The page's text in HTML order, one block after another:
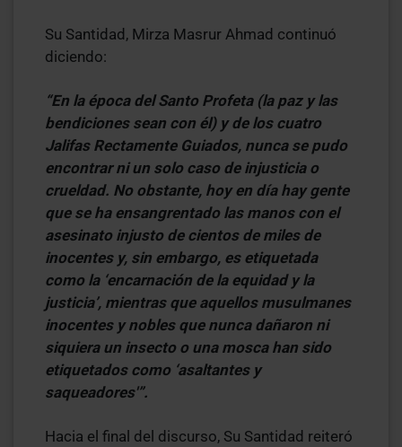
Su Santidad, Mirza Masrur Ahmad continuó
diciendo:
“En la época del Santo Profeta (la paz y las
bendiciones sean con él) y de los cuatro
Jalifas Rectamente Guiados, nunca se pudo
encontrar ni un solo caso de injusticia o
crueldad. No obstante, hoy en día hay gente
que se ha ensangrentado las manos con el
asesinato injusto de cientos de miles de
inocentes y, sin embargo, es etiquetada
como la ‘encarnación de la equidad y la
justicia’, mientras que aquellos musulmanes
inocentes y nobles que nunca dañaron ni
siquiera un insecto o una mosca han sido
etiquetados como ‘asaltantes y
saqueadores'”.
Hacia el final del discurso, Su Santidad reiteró